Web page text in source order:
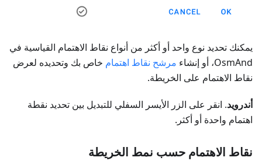
يمكنك تحديد نوع واحد أو أكثر من أنواع نقاط الاهتمام القياسية في
OsmAnd، أو إنشاء
مرشح نقاط اهتمام خاص بك وتحديده لعرض
نقاط الاهتمام على الخريطة.
أندرويد. انقر على الزر الأيسر السفلي للتبديل بين تحديد نقطة
اهتمام واحدة أو أكثر.
نقاط الاهتمام حسب نمط الخريطة